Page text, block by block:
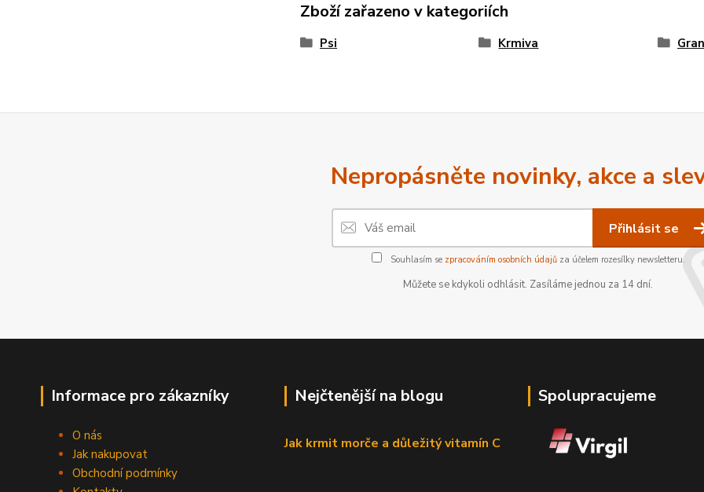
Zboží zařazeno v kategoriích
Psi Krmiva
Nepropásněte novinky, akce a
Přihlásit se
Souhlasím se zpracováním osobních údajůza účelem rozesílky newsletteru.
Můžete se kdykoli odhlásit. Zasíláme jednou za 14 dní.
Informace pro zákazníky
O nás
Jak nakupovat
Obchodní podmínky
Nejčtenější na blogu
Jak krmit morče a důležitý vitamín C
Spolupracujeme